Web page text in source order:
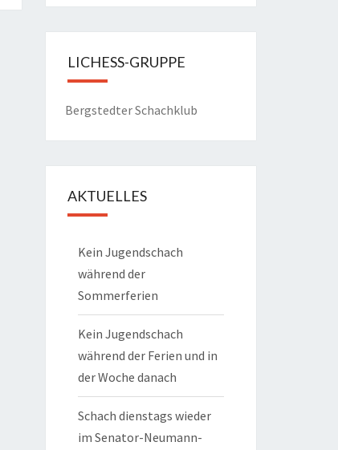
LICHESS-GRUPPE
Bergstedter Schachklub
AKTUELLES
Kein Jugendschach
während der
Sommerferien
Kein Jugendschach
während der Ferien und in
der Woche danach
Schach dienstags wieder
im Senator-Neumann-